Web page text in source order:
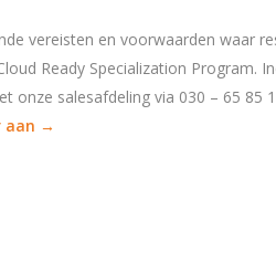
vereisten en voorwaarden waar
Ready Specialization Program.
onze salesafdeling via 030 – 65 85
aan →